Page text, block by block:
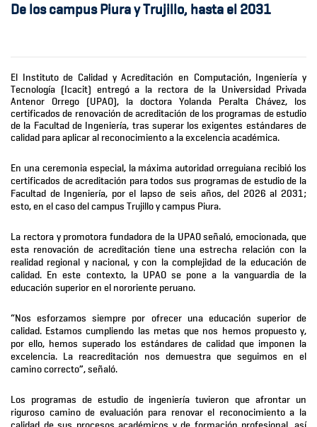
De los campus Piura y Trujillo, hasta el 2031
El Instituto de Calidad y Acreditación en Computación, Ingeniería y
Tecnología (Icacit) entregó a la rectora de la Universidad Privada
Antenor Orrego (UPAO), la doctora Yolanda Peralta Chávez, los
certificados de renovación de acreditación de los programas de estudio
de la Facultad de Ingeniería, tras superar los exigentes estándares de
calidad para aplicar al reconocimiento a la excelencia académica.
En una ceremonia especial, la máxima autoridad orreguiana recibió los
certificados de acreditación para todos sus programas de estudio de la
Facultad de Ingeniería, por el lapso de seis años, del 2026 al 2031;
esto, en el caso del campus Trujillo y campus Piura.
La rectora y promotora fundadora de la UPAO señaló, emocionada, que
esta renovación de acreditación tiene una estrecha relación con la
realidad regional y nacional, y con la complejidad de la educación de
calidad. En este contexto, la UPAO se pone a la vanguardia de la
educación superior en el nororiente peruano.
“Nos esforzamos siempre por ofrecer una educación superior de
calidad. Estamos cumpliendo las metas que nos hemos propuesto y,
por ello, hemos superado los estándares de calidad que imponen la
excelencia. La reacreditación nos demuestra que seguimos en el
camino correcto”, señaló.
Los programas de estudio de ingeniería tuvieron que afrontar un
riguroso camino de evaluación para renovar el reconocimiento a la